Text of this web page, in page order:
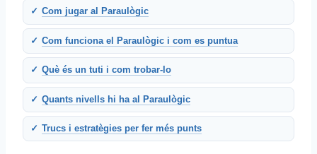
Com jugar al Paraulògic
Com funciona el Paraulògic i com es puntua
Què és un tuti i com trobar-lo
Quants nivells hi ha al Paraulògic
Trucs i estratègies per fer més punts